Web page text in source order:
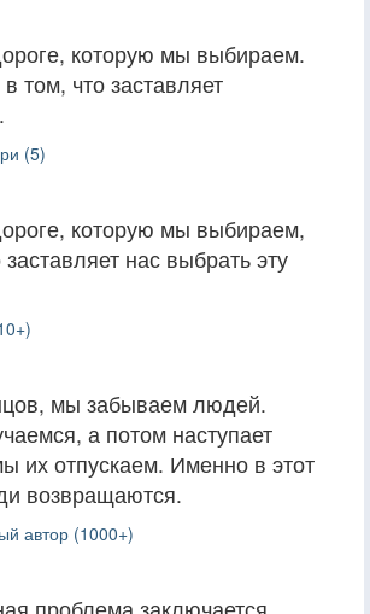
которую мы выбираем.
том, что заставляет
(5)
которую мы выбираем,
нас выбрать эту
мы забываем людей.
а потом наступает
их отпускаем. Именно в этот
возвращаются.
автор (1000+)